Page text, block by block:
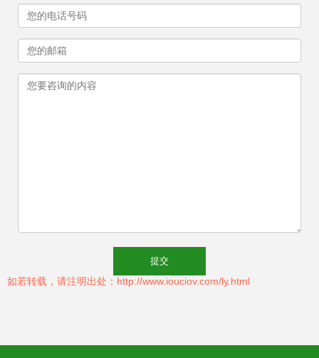
如若转载，请注明出处：http://www.iouciov.com/ly.html